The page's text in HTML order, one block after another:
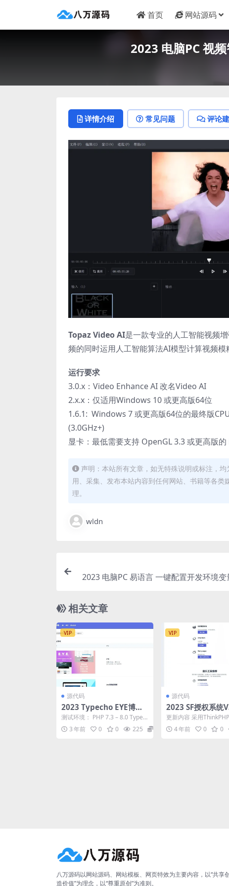
首页 网站源码
2023 电脑PC 视
详情介绍 常见问题 评论
Topaz Video AI是一款专业的人工智能视频
频的同时运用人工智能算法AI模型计算视频模
运行要求
3.0.x：Video Enhance AI 改名Video AI
2.x.x：仅适用Windows 10 或更高版64位
1.6.1: Windows 7 或更高版64位的最终版
(3.0GHz+)
显卡：最低需要支持 OpenGL 3.3 或更高版
声明：本站所有文章，如无特殊说明或标注，
用、采集、发布本站内容到任何网站、书籍等各
理。
wldn
2023 电脑PC 易语言 一键配置开发环境变
相关文章
VIP
源代码
2023 Typecho EYE博客
主题模板
测试环境： PHP 7.3 – 8.0 Typec
ho 1.1+ 安...
3 年前 0 0 225
VIP
源代码
2023 SF授权系统
更新内容 采用
syWebAdmin 支持自定
4 年前 0 0
八万源码以网站源码、网站模板、网页特效为主要内容，以“共享
造价值”为理念，以“尊重原创”为准则。